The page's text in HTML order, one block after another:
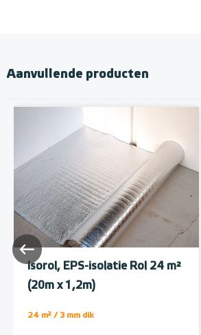
Aanvullende producten
Isorol, EPS-isolatie Rol 24 m²
(20m x 1,2m)
24 m² / 3 mm dik